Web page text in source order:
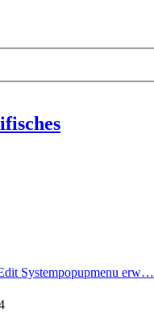
Systempopupmenu erw…